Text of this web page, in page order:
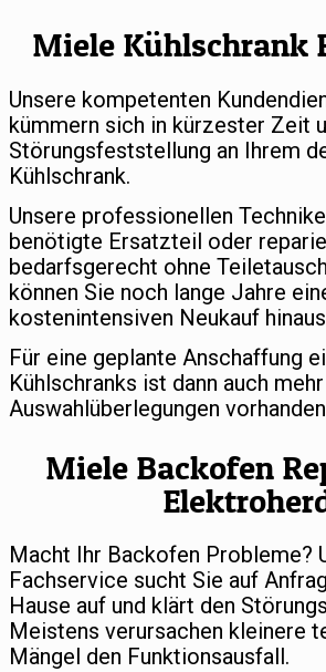
Miele Kühlschrank
Unsere kompetenten
kümmern sich in kürzester Zeit
Störungsfeststellung an Ihrem
Kühlschrank.
Unsere professionellen
benötigte Ersatzteil oder
bedarfsgerecht ohne
können Sie noch lange Jahre
kostenintensiven Neukauf
Für eine geplante Anschaffung
Kühlschranks ist dann auch
Auswahlüberlegungen
Miele Backofen
Macht Ihr Backofen Probleme?
Fachservice sucht Sie auf
Hause auf und klärt den
Meistens verursachen kleinere
Mängel den Funktionsausfall.